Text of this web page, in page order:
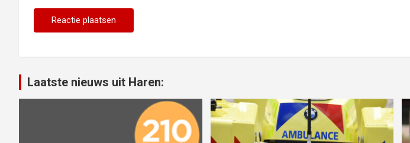
Laatste nieuws uit Haren: